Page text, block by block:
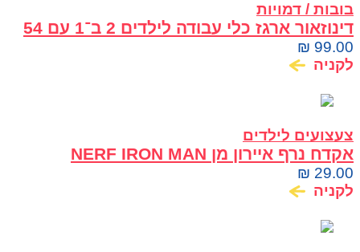
בובות / דמויות
דינוזאור ארגז כלי עבודה לילדים 2 ב־1 עם 54
חלקים₪ 99.00
לקניה
צעצועים לילדים
אקדח נרף איירון מן NERF IRON MAN
₪ 29.00
לקניה